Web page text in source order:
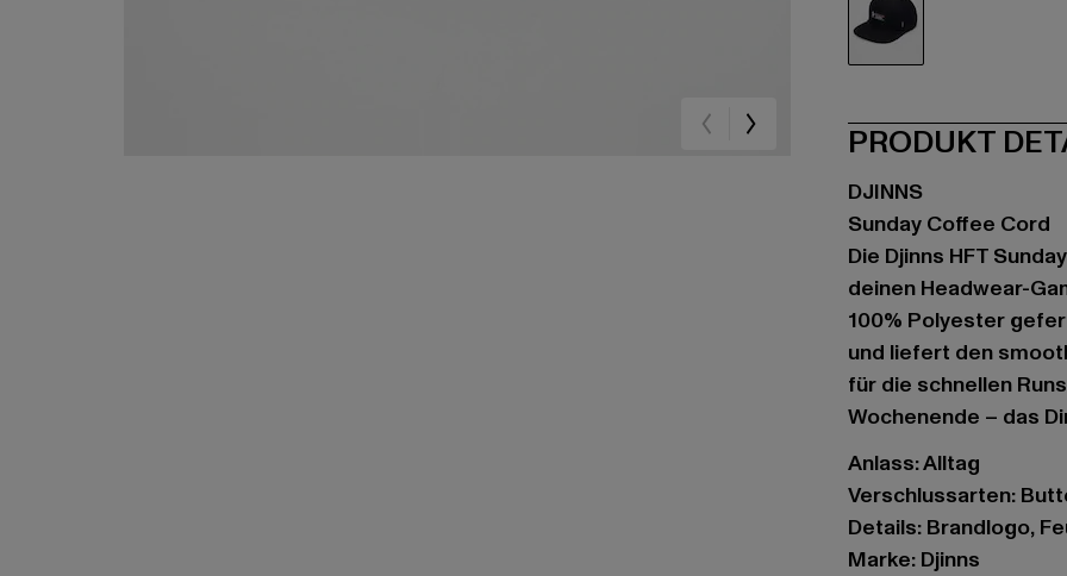
PRODUKT
DJINNS
Sunday Coffee Cord
Die Djinns HFT
deinen Headwear-
100% Polyester
und liefert den
für die schnellen
Wochenende – das
Anlass: Alltag
Verschlussarten:
Details: Brandlogo,
Marke: Djinns